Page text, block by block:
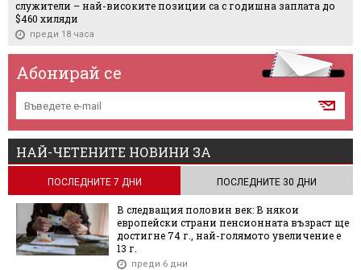
служители – най-високите позиции са с годишна заплата до
$460 хиляди
преди 18 часа
Абонирай се
НАЙ-ЧЕТЕНИТЕ НОВИНИ ЗА
ПОСЛЕДНИТЕ 7 ДНИ ПОСЛЕДНИТЕ 30 ДНИ
В следващия половин век: В някои
европейски страни пенсионната възраст ще
достигне 74 г., най-голямото увеличение е
13 г.
преди 6 дни